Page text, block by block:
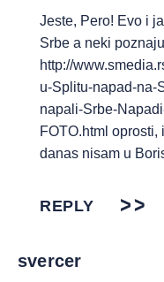
Jeste, Pero! Evo i
Srbe a neki
http://
u-Splitu-napad-na-
napali-Srbe-
FOTO.html oprosti,
danas nisam u
REPLY
svercer